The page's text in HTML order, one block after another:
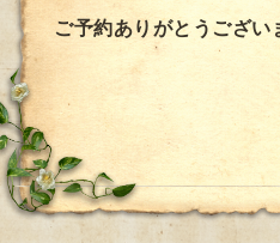
ご予約ありがとうござい